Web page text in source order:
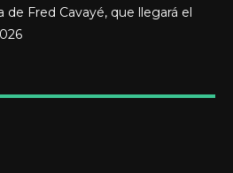
de Fred Cavayé, que llegará el